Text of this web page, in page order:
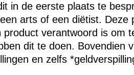
in de eerste plaats te
arts of een diëtist. Deze
product verantwoord is om
dit te doen. Bovendien
en zelfs